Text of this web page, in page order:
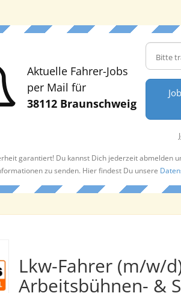
Aktuelle Fahrer-Jobs
per Mail für
38112 Braunschweig
garantiert! Du kannst Dich jederzeit abmelden
zu senden. Hier findest Du unsere
Lkw-Fahrer (m/w/
Arbeitsbühnen- &